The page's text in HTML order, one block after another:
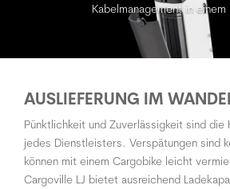
Kabelmanagement in einem
AUSLIEFERUNG IM
Pünktlichkeit und Zuverlässigkeit sind die
jedes Dienstleisters. Verspätungen sind
können mit einem Cargobike leicht
Cargoville LJ bietet ausreichend